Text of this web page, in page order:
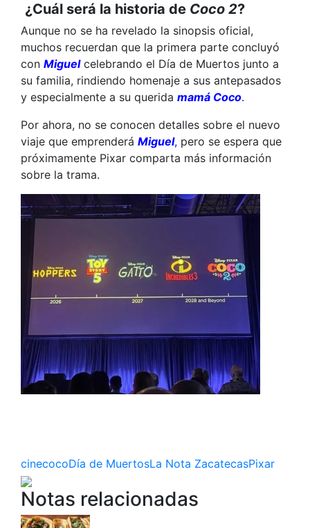
¿Cuál será la historia de Coco 2?
Aunque no se ha revelado la sinopsis oficial,
muchos recuerdan que la primera parte concluyó
con Miguelcelebrando el Día de Muertos junto a
su familia, rindiendo homenaje a sus antepasados
y especialmente a su querida mamá Coco.
Por ahora, no se conocen detalles sobre el nuevo
viaje que emprenderá Miguel, pero se espera que
próximamente Pixar comparta más información
sobre la trama.
cinecocoDía de MuertosLa Nota ZacatecasPixar
Notas relacionadas